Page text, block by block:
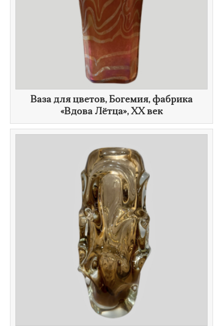
Ваза для цветов, Богемия, фабрика
«Вдова Лётца», XX век